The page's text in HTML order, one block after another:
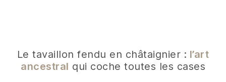
Le tavaillon fendu en châtaignier : l’art
ancestral qui coche toutes les cases